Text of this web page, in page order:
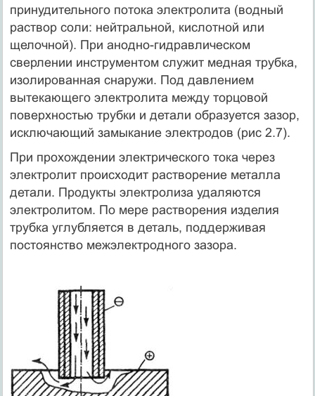
принудительного потока электролита (водный
раствор соли: нейтральной, кислотной или
щелочной). При анодно-гидравлическом
сверлении инструментом служит медная трубка,
изолированная снаружи. Под давлением
вытекающего электролита между торцовой
поверхностью трубки и детали образуется зазор,
исключающий замыкание электродов (рис 2.7).
При прохождении электрического тока через
электролит происходит растворение металла
детали. Продукты электролиза удаляются
электролитом. По мере растворения изделия
трубка углубляется в деталь, поддерживая
постоянство межэлектродного зазора.